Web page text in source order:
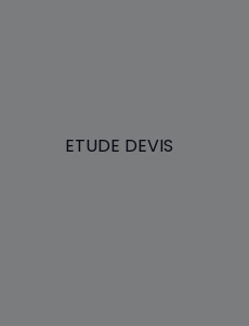
ETUDE DEVIS